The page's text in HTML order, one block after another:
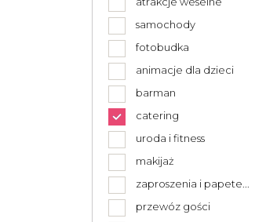
samochody
fotobudka
animacje dla dzieci
barman
catering
uroda i fitness
makijaż
zaproszenia i papete...
przewóz gości